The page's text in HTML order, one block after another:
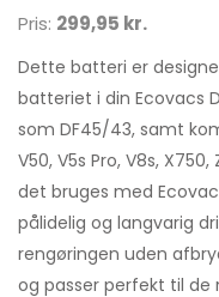
Pris: 299,95 kr.
Dette batteri er
batteriet i din Ecovacs
som DF45/43, samt
V50, V5s Pro, V8s,
det bruges med
pålidelig og langvarig
rengøringen uden
og passer perfekt til